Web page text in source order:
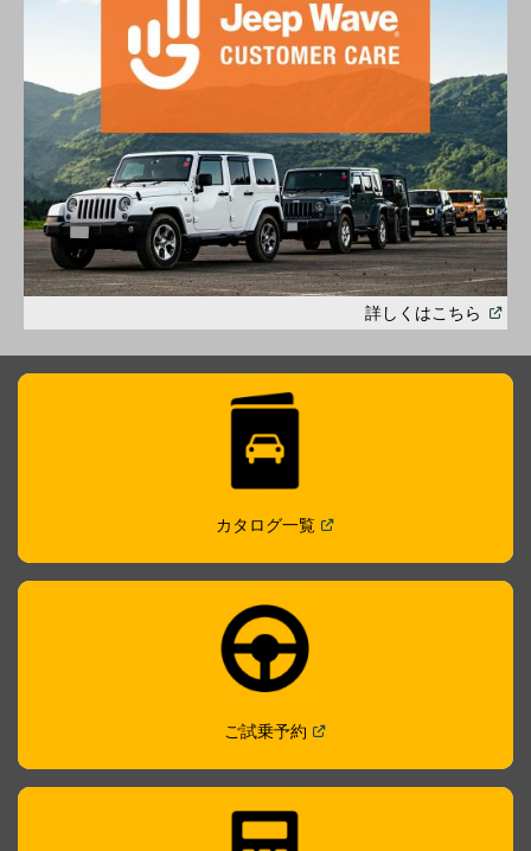
詳しくはこちら Open
in
a
new
カタログ一覧( Open in a new window
ご試乗予約( Open in a new window